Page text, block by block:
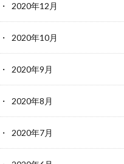
2020年12月
2020年10月
2020年9月
2020年8月
2020年7月